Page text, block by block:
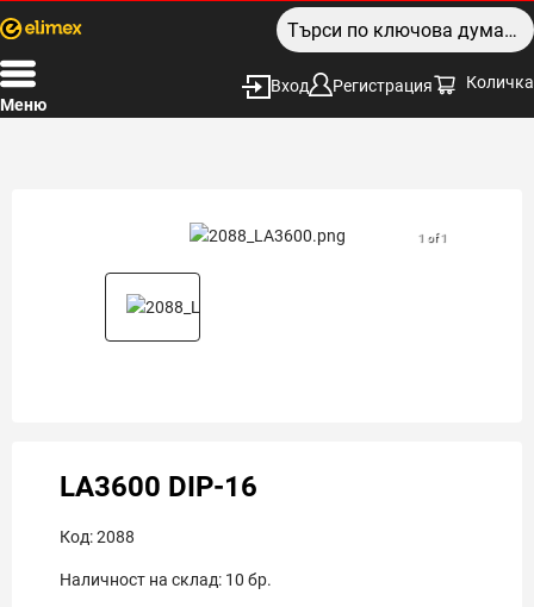
Меню
Вход Регистрация Количка
1 of 1
LA3600 DIP-16
Код:2088
Наличност на склад: 10 бр.